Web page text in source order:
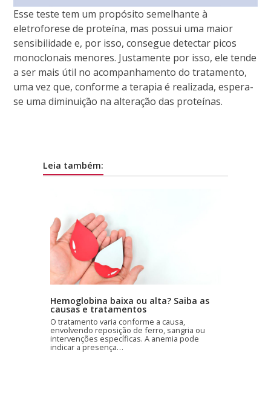
Esse teste tem um propósito semelhante à
eletroforese de proteína, mas possui uma maior
sensibilidade e, por isso, consegue detectar picos
monoclonais menores. Justamente por isso, ele tende
a ser mais útil no acompanhamento do tratamento,
uma vez que, conforme a terapia é realizada, espera-
se uma diminuição na alteração das proteínas.
Leia também:
Hemoglobina baixa ou alta? Saiba as
causas e tratamentos
O tratamento varia conforme a causa,
envolvendo reposição de ferro, sangria ou
intervenções específicas. A anemia pode
indicar a presença…